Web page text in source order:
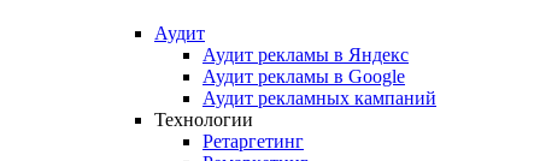
Аудит
Аудит рекламы в Яндекс
Аудит рекламы в Google
Аудит рекламных кампаний
Технологии
Ретаргетинг